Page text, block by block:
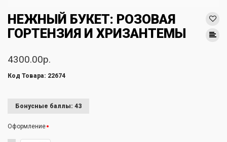
НЕЖНЫЙ БУКЕТ: РОЗОВАЯ
ГОРТЕНЗИЯ И ХРИЗАНТЕМЫ
4300.00р.
Код Товара: 22674
Бонусные баллы: 43
Оформление